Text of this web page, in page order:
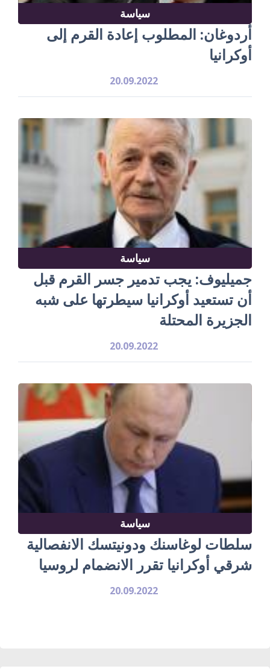
سياسة
أردوغان: المطلوب إعادة القرم إلى
أوكرانيا
20.09.2022
سياسة
جميليوف: يجب تدمير جسر القرم قبل
أن تستعيد أوكرانيا سيطرتها على شبه
الجزيرة المحتلة
20.09.2022
سياسة
سلطات لوغاسنك ودونيتسك الانفصالية
شرقي أوكرانيا تقرر الانضمام لروسيا
20.09.2022